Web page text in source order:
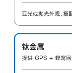
亚光或抛光外观，搭
钛金属
提供 GPS + 蜂窝网